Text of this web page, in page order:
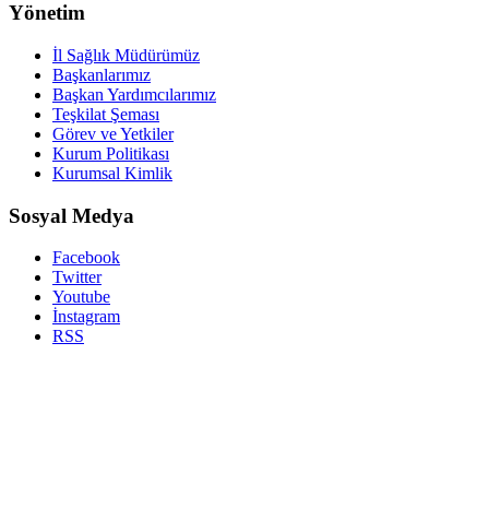
Yönetim
İl Sağlık Müdürümüz
Başkanlarımız
Başkan Yardımcılarımız
Teşkilat Şeması
Görev ve Yetkiler
Kurum Politikası
Kurumsal Kimlik
Sosyal Medya
Facebook
Twitter
Youtube
İnstagram
RSS